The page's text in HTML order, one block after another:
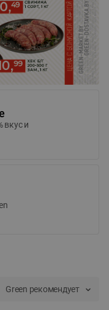
вкус и
Green рекомендует